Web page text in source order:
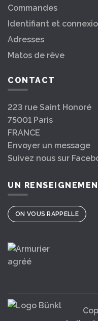
Commandes
Identifiant et
Adresses
Matos de rêve
CONTACT
223 rue Saint Honoré
75001 Paris
FRANCE
Envoyer un message
Suivez nous sur
UN
ON VOUS RAPPELLE